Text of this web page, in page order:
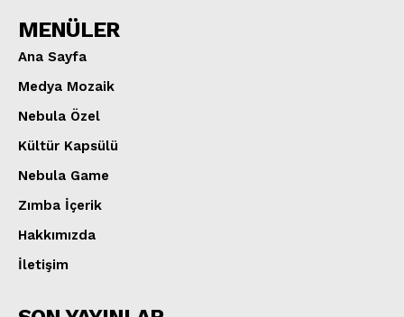
MENÜLER
Ana Sayfa
Medya Mozaik
Nebula Özel
Kültür Kapsülü
Nebula Game
Zımba İçerik
Hakkımızda
İletişim